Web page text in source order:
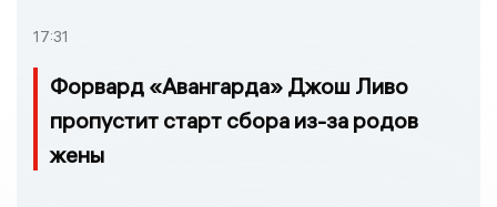
17:31
Форвард «Авангарда» Джош Ливо
пропустит старт сбора из-за родов
жены